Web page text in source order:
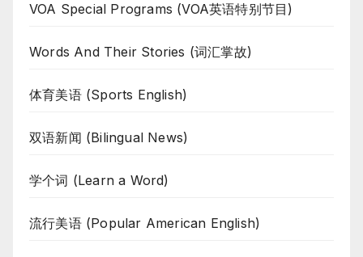
VOA Special Programs (VOA英语特别节目)
Words And Their Stories (词汇掌故)
体育美语 (Sports English)
双语新闻 (Bilingual News)
学个词 (Learn a Word)
流行美语 (Popular American English)